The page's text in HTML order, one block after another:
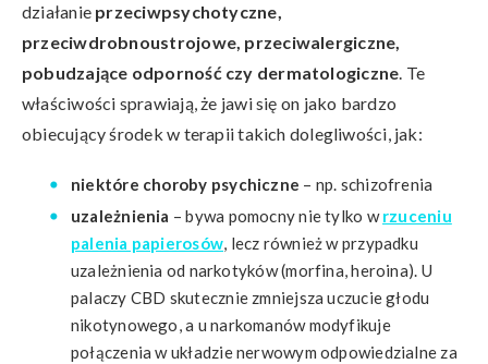
działanie przeciwpsychotyczne,
przeciwdrobnoustrojowe, przeciwalergiczne,
pobudzające odporność czy dermatologiczne. Te
właściwości sprawiają, że jawi się on jako bardzo
obiecujący środek w terapii takich dolegliwości, jak:
niektóre choroby psychiczne – np. schizofrenia
uzależnienia – bywa pomocny nie tylko wrzuceniu
palenia papierosów, lecz również w przypadku
uzależnienia od narkotyków (morfina, heroina). U
palaczy CBD skutecznie zmniejsza uczucie głodu
nikotynowego, a u narkomanów modyfikuje
połączenia w układzie nerwowym odpowiedzialne za